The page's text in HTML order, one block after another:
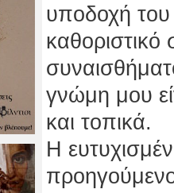
υποδοχή του
γνώμη μου
και τοπικά.
Η